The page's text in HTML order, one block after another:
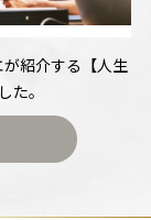
紹介する【人生
た。